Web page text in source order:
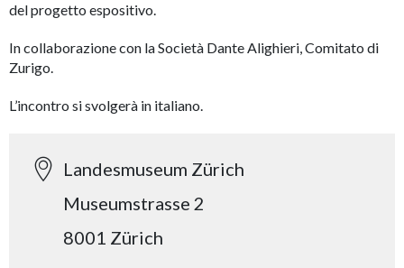
del progetto espositivo.
In collaborazione con la Società Dante Alighieri, Comitato di
Zurigo.
L’incontro si svolgerà in italiano.
Landesmuseum Zürich
Museumstrasse 2
8001 Zürich